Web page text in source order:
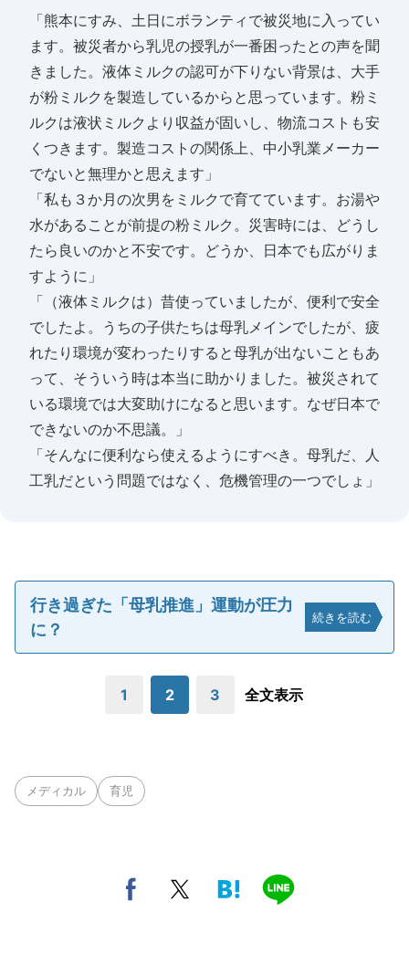
「熊本にすみ、土日にボランティで被災地に入ってい
ます。被災者から乳児の授乳が一番困ったとの声を聞
きました。液体ミルクの認可が下りない背景は、大手
が粉ミルクを製造しているからと思っています。粉ミ
ルクは液状ミルクより収益が固いし、物流コストも安
くつきます。製造コストの関係上、中小乳業メーカー
でないと無理かと思えます」
「私も３か月の次男をミルクで育てています。お湯や
水があることが前提の粉ミルク。災害時には、どうし
たら良いのかと不安です。どうか、日本でも広がりま
すように」
「（液体ミルクは）昔使っていましたが、便利で安全
でしたよ。うちの子供たちは母乳メインでしたが、疲
れたり環境が変わったりすると母乳が出ないこともあ
って、そういう時は本当に助かりました。被災されて
いる環境では大変助けになると思います。なぜ日本で
できないのか不思議。」
「そんなに便利なら使えるようにすべき。母乳だ、人
工乳だという問題ではなく、危機管理の一つでしょ」
行き過ぎた「母乳推進」運動が圧力
に？
続きを読む
1 2 3 全文表示
メディカル 育児